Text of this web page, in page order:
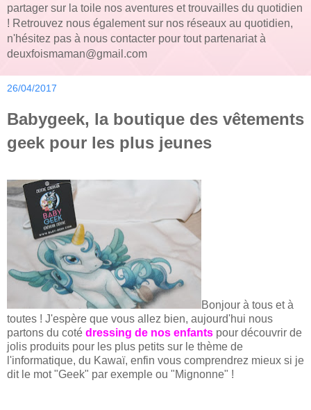
partager sur la toile nos aventures et trouvailles du quotidien
! Retrouvez nous également sur nos réseaux au quotidien,
n'hésitez pas à nous contacter pour tout partenariat à
deuxfoismaman@gmail.com
26/04/2017
Babygeek, la boutique des vêtements
geek pour les plus jeunes
Bonjour à tous et à
toutes ! J'espère que vous allez bien, aujourd'hui nous
partons du coté dressing de nos enfants pour découvrir de
jolis produits pour les plus petits sur le thème de
l'informatique, du Kawaï, enfin vous comprendrez mieux si je
dit le mot "Geek" par exemple ou "Mignonne" !